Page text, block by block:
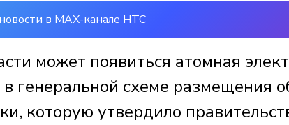
в MAX-канале НТС
может появиться атомная
генеральной схеме размещения
которую утвердило